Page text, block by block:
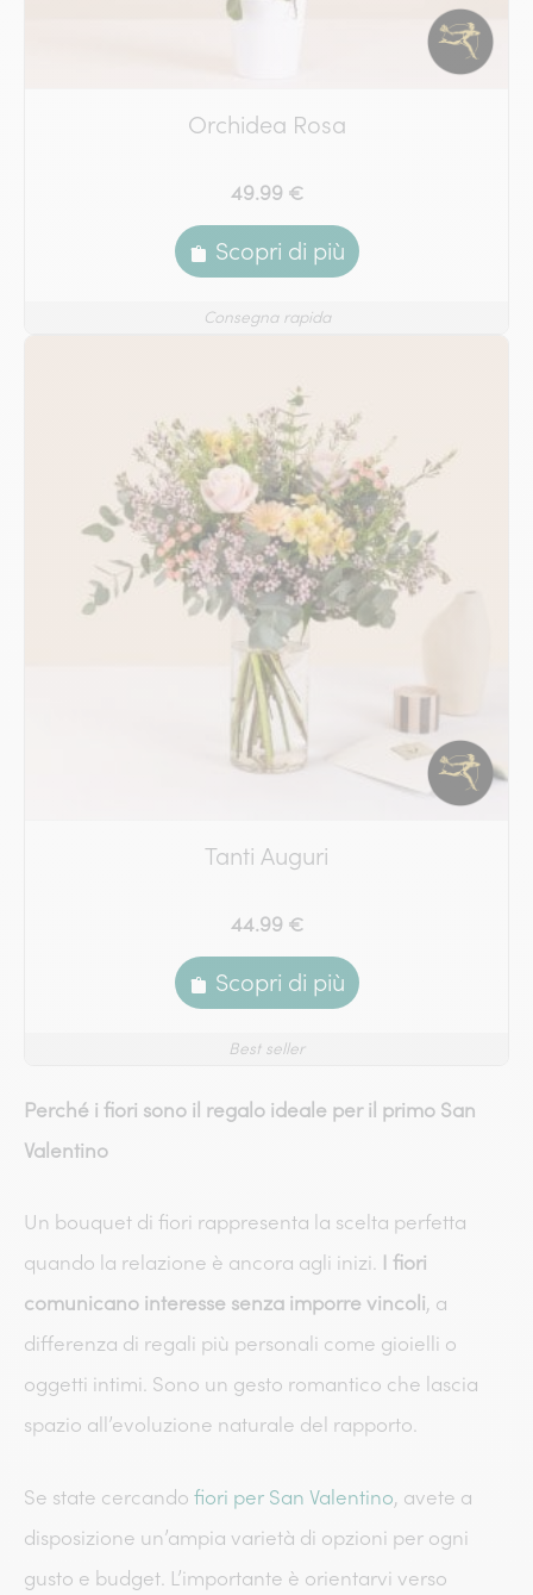
Orchidea Rosa
49.99 €
Scopri di più
Consegna rapida
Tanti Auguri
44.99 €
Scopri di più
Best seller
Perché i fiori sono il regalo ideale per il primo San
Valentino
Un bouquet di fiori rappresenta la scelta perfetta
quando la relazione è ancora agli inizi. I fiori
comunicano interesse senza imporre vincoli, a
differenza di regali più personali come gioielli o
oggetti intimi. Sono un gesto romantico che lascia
spazio all’evoluzione naturale del rapporto.
Se state cercando fiori per San Valentino, avete a
disposizione un’ampia varietà di opzioni per ogni
gusto e budget. L’importante è orientarvi verso